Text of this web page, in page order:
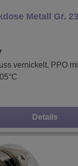
Metall Gr. 23
vernickelt, PPO
Details